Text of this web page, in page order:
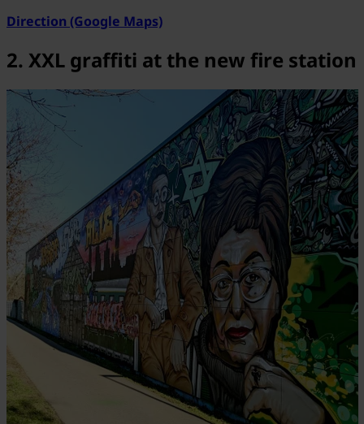
Direction (Google Maps)
2. XXL graffiti at the new fire station